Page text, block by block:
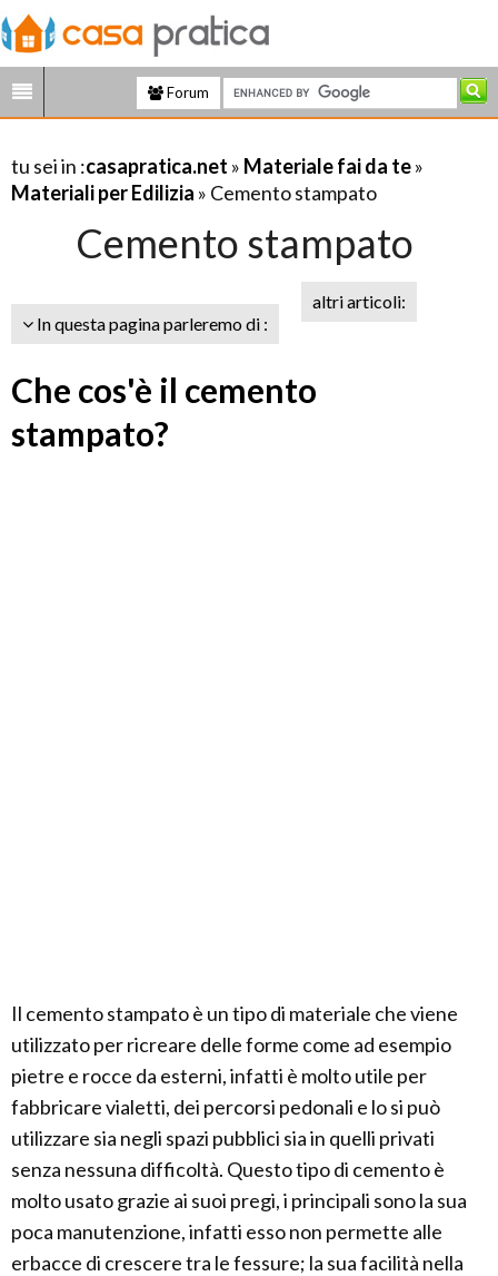
Forum
tu sei in :casapratica.net » Materiale fai da te»
Materiali per Edilizia » Cemento stampato
Cemento stampato
In questa pagina parleremo di :
altri articoli:
Che cos'è il cemento
stampato?
Il cemento stampato è un tipo di materiale che viene
utilizzato per ricreare delle forme come ad esempio
pietre e rocce da esterni, infatti è molto utile per
fabbricare vialetti, dei percorsi pedonali e lo si può
utilizzare sia negli spazi pubblici sia in quelli privati
senza nessuna difficoltà. Questo tipo di cemento è
molto usato grazie ai suoi pregi, i principali sono la sua
poca manutenzione, infatti esso non permette alle
erbacce di crescere tra le fessure; la sua facilità nella